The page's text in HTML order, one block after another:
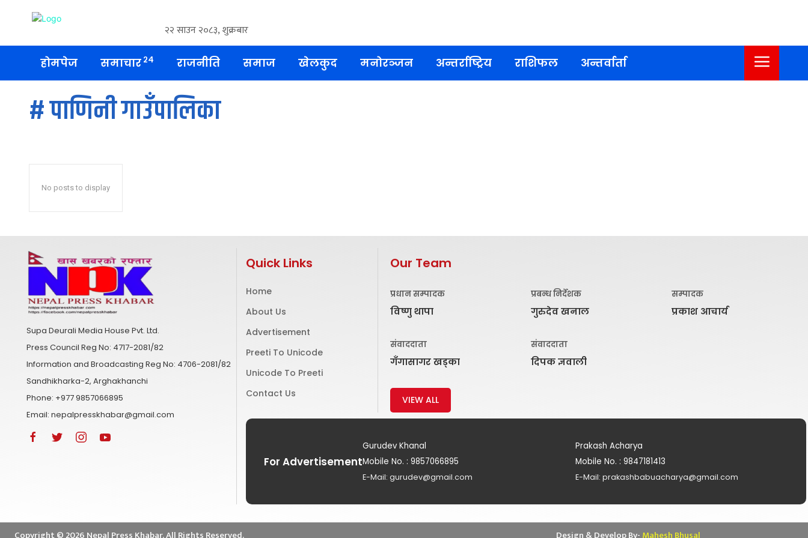
२२ साउन २०८३, शुक्रबार
होमपेज समाचार २४ राजनीति समाज खेलकुद मनोरञ्जन अन्तर्राष्ट्रिय राशिफल अन्तर्वार्ता
#पाणिनी गाउँपालिका
No posts to display
Supa Deurali Media House Pvt. Ltd.
Press Council Reg No: 4717-2081/82
Information and Broadcasting Reg No: 4706-2081/82
Sandhikharka-2, Arghakhanchi
Phone: +977 9857066895
Email: nepalpresskhabar@gmail.com
Quick Links
Home
About Us
Advertisement
Preeti To Unicode
Unicode To Preeti
Contact Us
Our Team
प्रधान सम्पादक
विष्णु थापा
प्रबन्ध निर्देशक
गुरुदेव खनाल
सम्पादक
प्रकाश आचार्य
संवाददाता
गँगासागर खड्का
संवाददाता
दिपक ज्ञवाली
VIEW ALL
For Advertisement
Gurudev Khanal
Mobile No. : 9857066895
E-Mail: gurudev@gmail.com
Prakash Acharya
Mobile No. : 9847181413
E-Mail: prakashbabuacharya@gmail.com